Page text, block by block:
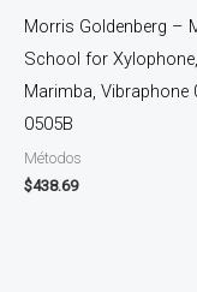
Morris Goldenberg –
School for Xylophone,
Marimba, Vibraphone
0505B
Métodos
$438.69